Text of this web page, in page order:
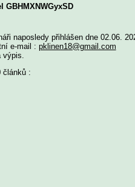
GBHMXNWGyxSD
naposledy přihlášen dne 02.06.
e-mail : pklinen18@gmail.com
článků :